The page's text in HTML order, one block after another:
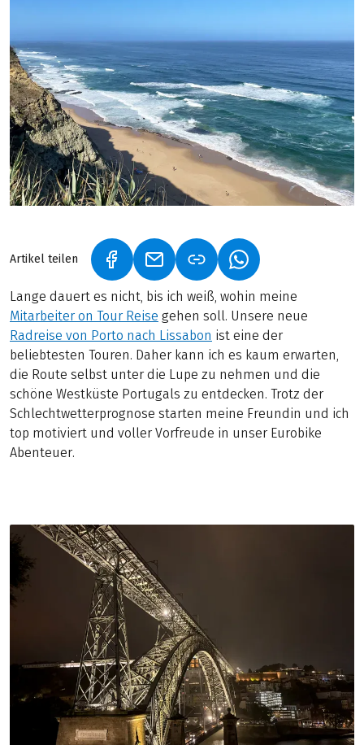
Artikel teilen (LINK ÖFFNET IN NEUEM TAB)
(LINK ÖFFNET IN NEUEM TAB)
(LINK ÖFFNET IN
Lange dauert es nicht, bis ich weiß, wohin meine
Mitarbeiter on Tour Reise gehen soll. Unsere neue
Radreise von Porto nach Lissabon ist eine der
beliebtesten Touren. Daher kann ich es kaum erwarten,
die Route selbst unter die Lupe zu nehmen und die
schöne Westküste Portugals zu entdecken. Trotz der
Schlechtwetterprognose starten meine Freundin und ich
top motiviert und voller Vorfreude in unser Eurobike
Abenteuer.